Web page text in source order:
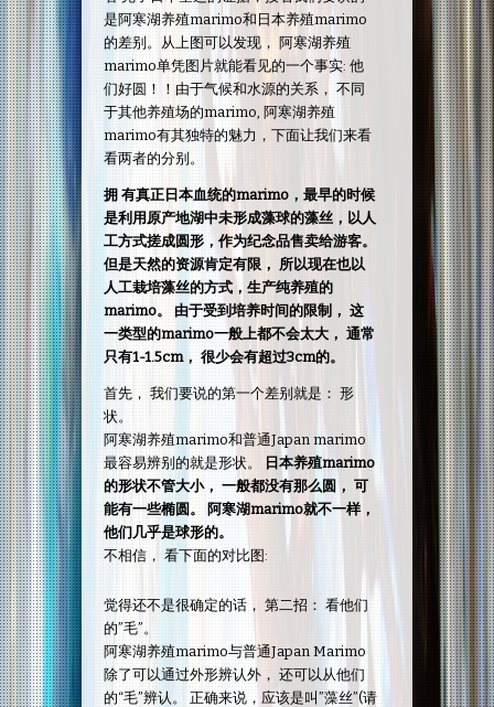
是阿寒湖养殖marimo和日本养殖marimo
的差别。从上图可以发现， 阿寒湖养殖
marimo单凭图片就能看见的一个事实: 他
们好圆！！由于气候和水源的关系， 不同
于其他养殖场的marimo, 阿寒湖养殖
marimo有其独特的魅力，下面让我们来看
看两者的分别。
拥 有真正日本血统的marimo，最早的时候
是利用原产地湖中未形成藻球的藻丝，以人
工方式搓成圆形，作为纪念品售卖给游客。
但是天然的资源肯定有限， 所以现在也以
人工栽培藻丝的方式，生产纯养殖的
marimo。 由于受到培养时间的限制， 这
一类型的marimo一般上都不会太大， 通常
只有1-1.5cm， 很少会有超过3cm的。
首先， 我们要说的第一个差别就是： 形
状。
阿寒湖养殖marimo和普通Japan marimo
最容易辨别的就是形状。
日本养殖marimo
的形状不管大小， 一般都没有那么圆， 可
能有一些椭圆。 阿寒湖marimo就不一样，
他们几乎是球形的。
不相信， 看下面的对比图:
觉得还不是很确定的话， 第二招： 看他们
的”毛”。
阿寒湖养殖marimo与普通Japan Marimo
除了可以通过外形辨认外， 还可以从他们
的“毛”辨认。 正确来说，应该是叫”藻丝”(请